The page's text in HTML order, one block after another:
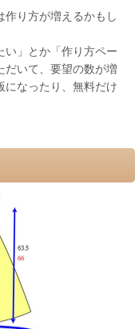
作り方が増えるかもし
」とか「作り方ペー
だいて、要望の数が増
になったり、無料だけ